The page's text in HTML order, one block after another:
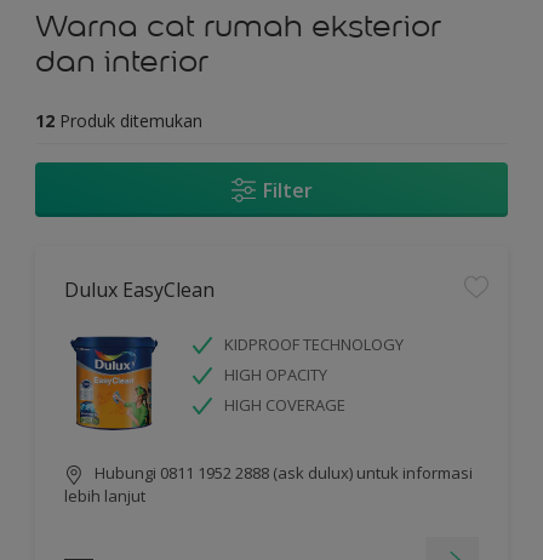
Warna cat rumah eksterior
dan interior
12 Produk ditemukan
Filter
Dulux EasyClean
KIDPROOF TECHNOLOGY
HIGH OPACITY
HIGH COVERAGE
Hubungi 0811 1952 2888 (ask dulux) untuk informasi
lebih lanjut